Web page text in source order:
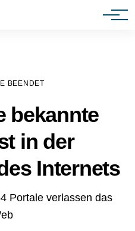
BEENDET
bekannte
in der
Internets
Portale verlassen das